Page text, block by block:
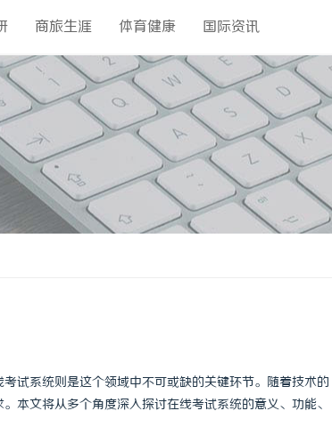
商旅生涯 体育健康 国际资讯
试系统则是这个领域中不可或缺的关键环节。随着技术的
本文将从多个角度深入探讨在线考试系统的意义、功能、